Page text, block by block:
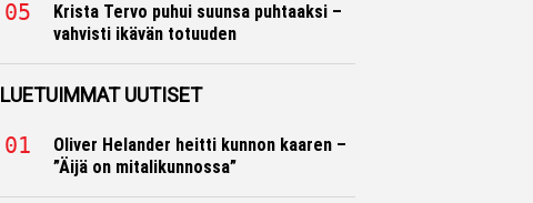
Krista Tervo puhui suunsa puhtaaksi –
vahvisti ikävän totuuden
LUETUIMMAT UUTISET
Oliver Helander heitti kunnon kaaren –
”Äijä on mitalikunnossa”